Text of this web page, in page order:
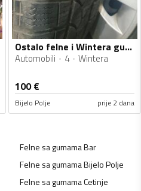
Ostalo felne i Wintera gume
Automobili 4 Wintera
100€
Bijelo Polje prije 2 dana
Felne sa gumamaBar
Felne sa gumamaBijelo Polje
Felne sa gumamaCetinje